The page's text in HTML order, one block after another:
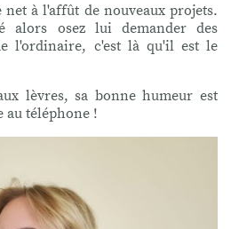
à l'affût de nouveaux projets.
alors osez lui demander des
l'ordinaire, c'est là qu'il est le
lèvres, sa bonne humeur est
au téléphone !